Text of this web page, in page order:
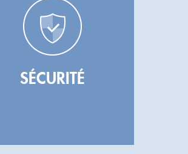
SÉCURITÉ